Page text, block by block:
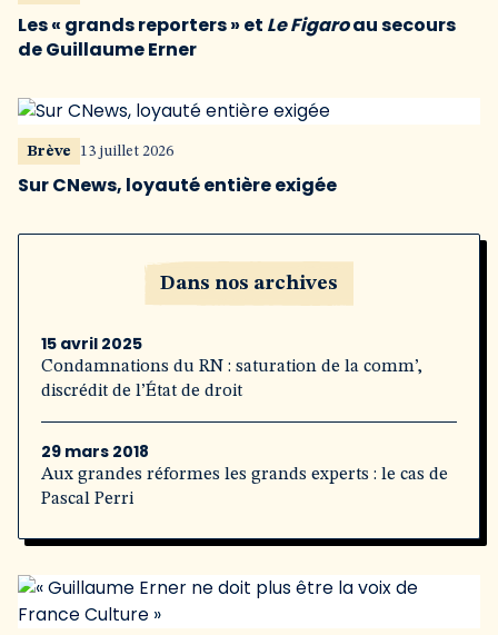
Les « grands reporters » et Le Figaroau secours
de Guillaume Erner
Brève 13 juillet 2026
Sur CNews, loyauté entière exigée
Dans nos archives
15 avril 2025
Condamnations du RN : saturation de la comm’,
discrédit de l’État de droit
29 mars 2018
Aux grandes réformes les grands experts : le cas de
Pascal Perri